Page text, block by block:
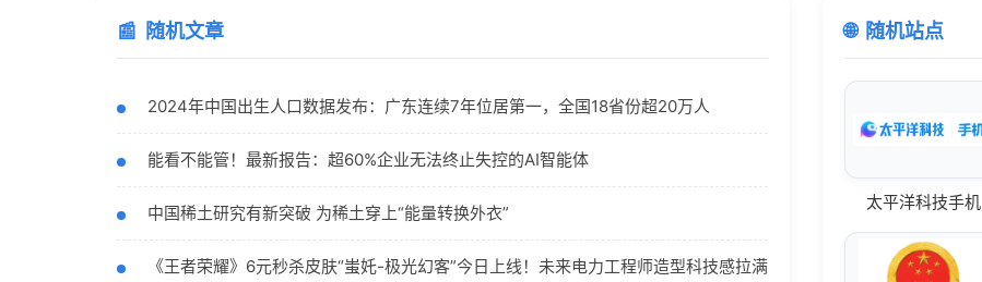
随机文章
2024年中国出生人口数据发布：广东连续7年位居第一，全国18省份超20万人
能看不能管！最新报告：超60%企业无法终止失控的AI智能体
中国稀土研究有新突破 为稀土穿上“能量转换外衣”
《王者荣耀》6元秒杀皮肤“蚩奼-极光幻客”今日上线！未来电力工程师造型科技感拉满
随机站点
太平洋科技手机